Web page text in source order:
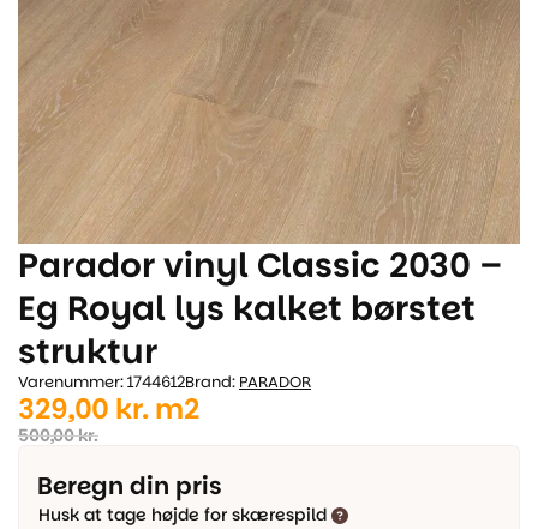
Parador vinyl Classic 2030 –
Eg Royal lys kalket børstet
struktur
Varenummer: 1744612Brand: PARADOR
500,00kr.
Den
oprindelige
pris
var:
329,00 kr.
Den
aktuelle
pris
er:
m2
Beregn din pris
Husk at tage højde for skærespild